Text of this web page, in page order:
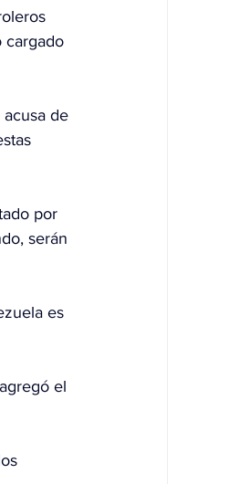
cargado
acusa de
por
serán
es
el